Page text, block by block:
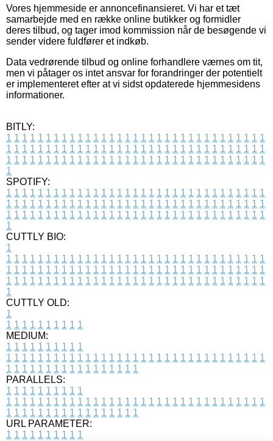
Vores hjemmeside er annoncefinansieret. Vi har et tæt
samarbejde med en række online butikker og formidler
deres tilbud, og tager imod kommission når de besøgende vi
sender videre fuldfører et indkøb.
Data vedrørende tilbud og online forhandlere værnes om tit,
men vi påtager os intet ansvar for forandringer der potentielt
er implementeret efter at vi sidst opdaterede hjemmesidens
informationer.
BITLY:
1 1 1 1 1 1 1 1 1 1 1 1 1 1 1 1 1 1 1 1 1 1 1 1 1 1 1 1 1 1 1 1 1
1 1 1 1 1 1 1 1 1 1 1 1 1 1 1 1 1 1 1 1 1 1 1 1 1 1 1 1 1 1 1 1 1
1 1 1 1 1 1 1 1 1 1 1 1 1 1 1 1 1 1 1 1 1 1 1 1 1 1 1 1 1 1 1 1 1
1
SPOTIFY:
1 1 1 1 1 1 1 1 1 1 1 1 1 1 1 1 1 1 1 1 1 1 1 1 1 1 1 1 1 1 1 1 1
1 1 1 1 1 1 1 1 1 1 1 1 1 1 1 1 1 1 1 1 1 1 1 1 1 1 1 1 1 1 1 1 1
1 1 1 1 1 1 1 1 1 1 1 1 1 1 1 1 1 1 1 1 1 1 1 1 1 1 1 1 1 1 1 1 1
1
CUTTLY BIO:
1
1 1 1 1 1 1 1 1 1 1 1 1 1 1 1 1 1 1 1 1 1 1 1 1 1 1 1 1 1 1 1 1 1
1 1 1 1 1 1 1 1 1 1 1 1 1 1 1 1 1 1 1 1 1 1 1 1 1 1 1 1 1 1 1 1 1
1 1 1 1 1 1 1 1 1 1 1 1 1 1 1 1 1 1 1 1 1 1 1 1 1 1 1 1 1 1 1 1 1
1
CUTTLY OLD:
1
1 1 1 1 1 1 1 1 1 1
MEDIUM:
1 1 1 1 1 1 1 1 1 1
1 1 1 1 1 1 1 1 1 1 1 1 1 1 1 1 1 1 1 1 1 1 1 1 1 1 1 1 1 1 1 1 1
1 1 1 1 1 1 1 1 1 1 1 1 1 1 1 1 1
PARALLELS:
1 1 1 1 1 1 1 1 1 1
1 1 1 1 1 1 1 1 1 1 1 1 1 1 1 1 1 1 1 1 1 1 1 1 1 1 1 1 1 1 1 1 1
1 1 1 1 1 1 1 1 1 1 1 1 1 1 1 1 1
URL PARAMETER:
1 1 1 1 1 1 1 1 1 1